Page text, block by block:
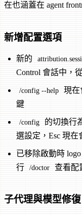
在也涵蓋在 agent
新增配置選項
新的
Control 會話中，
/config --help 現在
鍵
/config
的切換行
選設定，Esc 現
已移除啟動時
行
/doctor 查看配
子代理與模型修復